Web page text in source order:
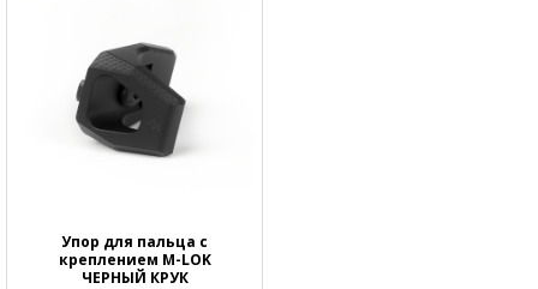
Упор для пальца с
креплением M-LOK
ЧЕРНЫЙ КРУК